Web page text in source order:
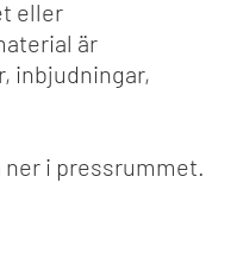
eller
är
inbjudningar,
i pressrummet.